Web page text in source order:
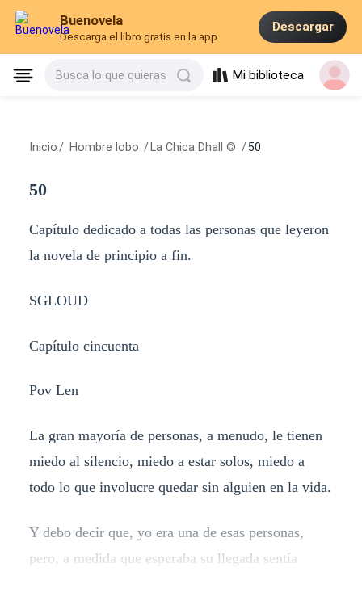
Buenovela
Descarga el libro gratis en la app
Descargar
Busca lo que quieras Mi biblioteca
Inicio / Hombre lobo / La Chica Dhall © /50
50
Capítulo dedicado a todas las personas que leyeron
la novela de principio a fin.
SGLOUD
Capítulo cincuenta
Pov Len
La gran mayoría de personas, a menudo, le tienen
miedo al silencio, miedo a estar solos, miedo a
todo lo que involucre quedar sin alguien en la vida.
Y debo decir que, yo era una de esas personas,
pero, a medida que esperaba su llegada sentía